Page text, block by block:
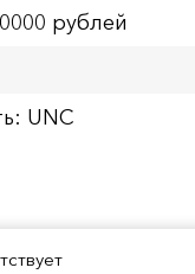
рублей
UNC